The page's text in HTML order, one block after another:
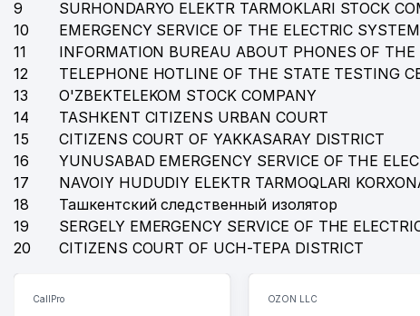
9
SURHONDARYO ELEKTR TARMOKLARI STOCK
10
EMERGENCY SERVICE OF THE ELECTRIC
11
INFORMATION BUREAU ABOUT PHONES OF
12
TELEPHONE HOTLINE OF THE STATE TESTING
13
O'ZBEKTELEKOM STOCK COMPANY
14
TASHKENT CITIZENS URBAN COURT
15
CITIZENS COURT OF YAKKASARAY DISTRICT
16
YUNUSABAD EMERGENCY SERVICE OF THE
17
NAVOIY HUDUDIY ELEKTR TARMOQLARI
18
Ташкентский следственный изолятор
19
SERGELY EMERGENCY SERVICE OF THE
20
CITIZENS COURT OF UCH-TEPA DISTRICT
CallPro OZON LLC